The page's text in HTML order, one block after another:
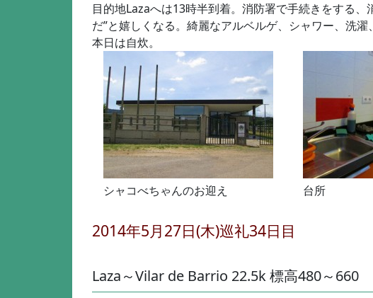
目的地Lazaへは13時半到着。消防署で手続きをする
だ”と嬉しくなる。綺麗なアルベルゲ、シャワー、洗濯
本日は自炊。
シャコべちゃんのお迎え 台所
2014年5月27日(木)巡礼34日目
Laza～Vilar de Barrio 22.5k 標高480～660